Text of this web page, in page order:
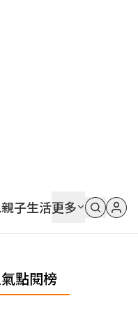
親子生活更多
點閱榜